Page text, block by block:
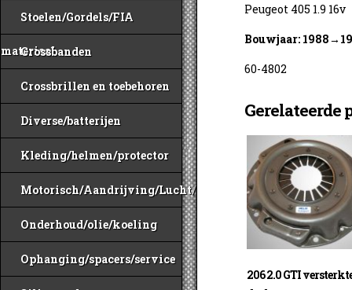
Stoelen/Gordels/FIA
materiaal
Crossbanden
Crossbrillen en toebehoren
Diverse/batterijen
Kleding/helmen/protector
Motorisch/Aandrijving/Lucht/Benzine
Onderhoud/olie/koeling
Ophanging/spacers/service
Peugeot 405 1.9 16v
Bouwjaar:
60-4802
Gerelateerde
206 2.0 GTI